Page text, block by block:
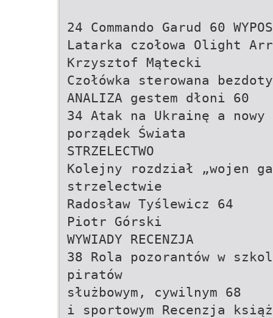
24 Commando Garud 60
Latarka czołowa Olight
Krzysztof Mątecki
Czołówka sterowana
ANALIZA gestem dłoni 60
34 Atak na Ukrainę a
porządek Świata
STRZELECTWO
Kolejny rozdział „wojen
strzelectwie
Radosław Tyślewicz 64
Piotr Górski
WYWIADY RECENZJA
38 Rola pozorantów w
piratów
służbowym, cywilnym 68
i sportowym Recenzja